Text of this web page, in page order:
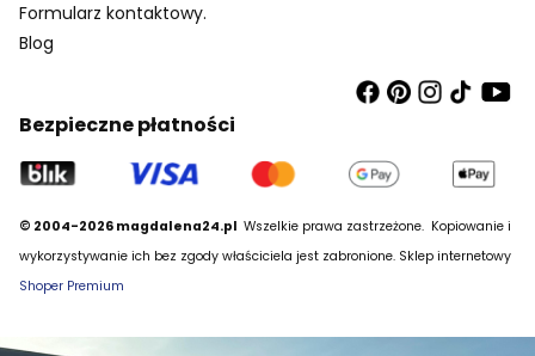
Formularz kontaktowy.
Blog
Bezpieczne płatności
© 2004-2026 magdalena24.pl Wszelkie prawa zastrzeżone. Kopiowanie i
wykorzystywanie ich bez zgody właściciela jest zabronione. Sklep internetowy
Shoper Premium